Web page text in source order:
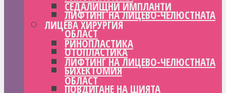
ЛИФТИНГ НА ЛИЦЕВО-ЧЕЛЮСТНАТА
ОБЛАСТ
ОТОПЛАСТИКА
БИХЕКТОМИЯ
ПОВДИГАНЕ НА ШИЯТА
СЕДАЛИЩНИ ИМПЛАНТИ
ЛИЦЕВА ХИРУРГИЯ
РИНОПЛАСТИКА
ЛИФТИНГ НА ЛИЦЕВО-ЧЕЛЮСТНАТА
ОБЛАСТ